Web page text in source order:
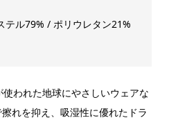
テル79% / ポリウレタン21%
われた地球にやさしいウェアな
れを抑え、吸湿性に優れたドラ